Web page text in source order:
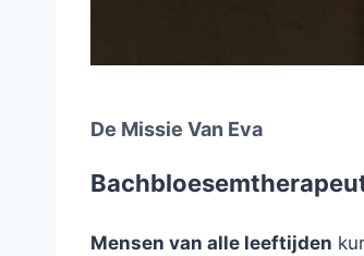
De Missie Van Eva
Mensen van alle leeftijden